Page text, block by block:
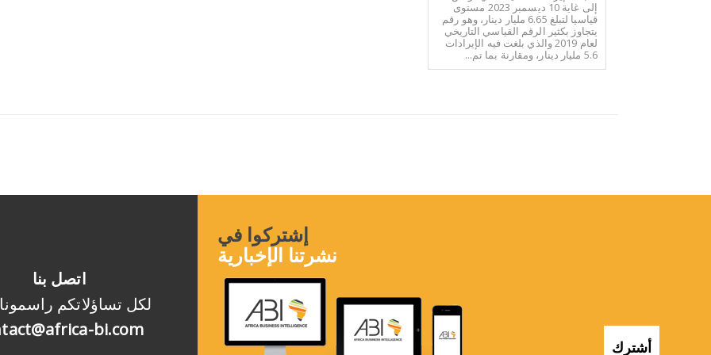
إلى غاية 10 ديسمبر 2023 مستوى
قياسيا لتبلغ 6.65 مليار دينار، وهو رقم
يتجاوز بكثير الرقم القياسي التاريخي
لعام 2019 والذي بلغت فيه الإيرادات
5.6 مليار دينار، ومقارنة بما تم...
اتصل بنا
لكل تساؤلاتكم
bi.com
إشتركوا في
نشرتنا الإخبارية
أشترك